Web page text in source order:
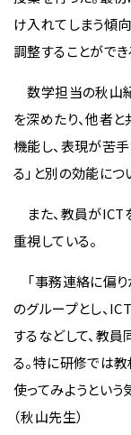
け入れてしまう傾
調整することができ
数学担当の秋山
を深めたり、他者と
機能し、表現が苦
る」と別の効能につ
また、教員がICT
重視している。
「事務連絡に偏り
のグループとし、
するなどして、教
る。特に研修では
使ってみようという
（秋山先生）